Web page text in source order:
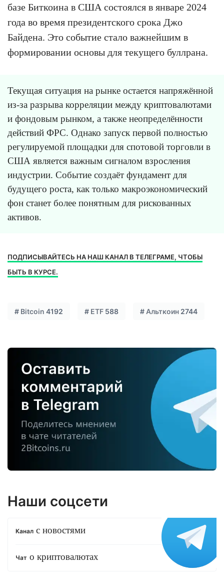
базе Биткоина в США состоялся в январе 2024
года во время президентского срока Джо
Байдена. Это событие стало важнейшим в
формировании основы для текущего буллрана.
Текущая ситуация на рынке остается напряжённой
из-за разрыва корреляции между криптовалютами
и фондовым рынком, а также неопределённости
действий ФРС. Однако запуск первой полностью
регулируемой площадки для спотовой торговли в
США является важным сигналом взросления
индустрии. Событие создаёт фундамент для
будущего роста, как только макроэкономический
фон станет более понятным для рискованных
активов.
ПОДПИСЫВАЙТЕСЬ НА НАШ КАНАЛ В ТЕЛЕГРАМЕ, ЧТОБЫ
БЫТЬ В КУРСЕ.
# Bitcoin 4192 # ETF 588 #Альткоин 2744
Наши соцсети
Канал с новостями
Чат о криптовалютах